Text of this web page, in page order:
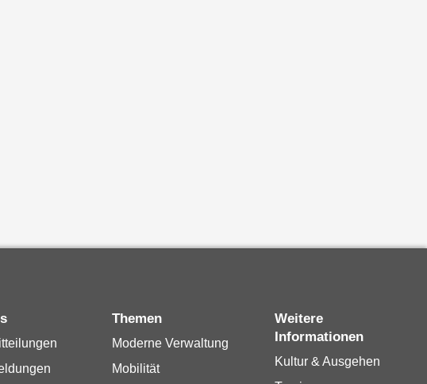
Themen
Moderne Verwaltung
Mobilität
Weitere
Informationen
Kultur & Ausgehen